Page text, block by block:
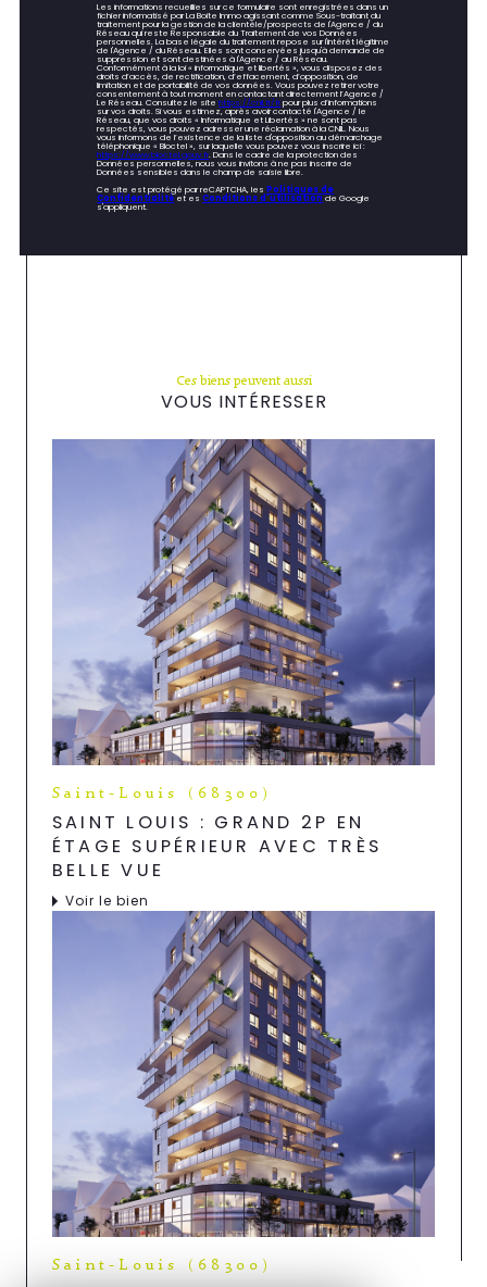
Les informations recueillies sur ce formulaire sont enregistrées dans un
fichier informatisé par La Boite Immo agissant comme Sous-traitant du
traitement pour la gestion de la clientèle/prospects de l'Agence / du
Réseau qui reste Responsable du Traitement de vos Données
personnelles. La base légale du traitement repose sur l'intérêt légitime
de l'Agence / du Réseau. Elles sont conservées jusqu'à demande de
suppression et sont destinées à l'Agence / au Réseau.
Conformément à la loi « informatique et libertés », vous disposez des
droits d’accès, de rectification, d’effacement, d’opposition, de
limitation et de portabilité de vos données. Vous pouvez retirer votre
consentement à tout moment en contactant directement l’Agence /
Le Réseau. Consultez le sitehttps://cnil.fr/frpour plus d’informations
sur vos droits. Si vous estimez, après avoir contacté l'Agence / le
Réseau, que vos droits « Informatique et Libertés » ne sont pas
respectés, vous pouvez adresser une réclamation à la CNIL. Nous
vous informons de l’existence de la liste d'opposition au démarchage
téléphonique « Bloctel », sur laquelle vous pouvez vous inscrire ici :
https://www.bloctel.gouv.fr. Dans le cadre de la protection des
Données personnelles, nous vous invitons à ne pas inscrire de
Données sensibles dans le champ de saisie libre.
Ce site est protégé par reCAPTCHA, lesPolitiques de
Confidentialitéet esConditions d'utilisationde Google
s'appliquent.
Ces biens peuvent aussi
VOUS INTÉRESSER
Saint-Louis (68300)
SAINT LOUIS : GRAND 2P EN
ÉTAGE SUPÉRIEUR AVEC TRÈS
BELLE VUE
Voir le bien
Saint-Louis (68300)